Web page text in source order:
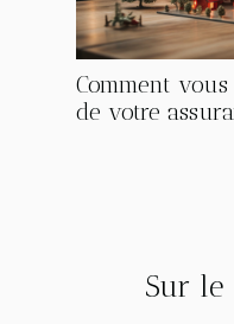
Comment
de votre
Sur le